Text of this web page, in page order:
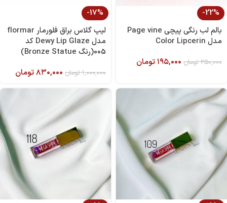
-22%
بالم لب رنگی پیچی Page vine
مدل Color Lipcerin
۲۵۰,۰۰۰تومان ۱۹۵,۰۰۰تومان
-17%
لیپ گلاس براق فلورمار flormar
مدل Dewy Lip Glaze کد
005(رنگ Bronze Statue)
۱,۰۰۰,۰۰۰تومان ۸۳۰,۰۰۰تومان